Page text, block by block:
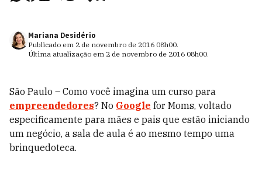
Mariana Desidério
Publicado em 2 de novembro de 2016 08h00.
Última atualização em 2 de novembro de 2016 08h00.
São Paulo – Como você imagina um curso para
empreendedores? No Google for Moms, voltado
especificamente para mães e pais que estão iniciando
um negócio, a sala de aula é ao mesmo tempo uma
brinquedoteca.